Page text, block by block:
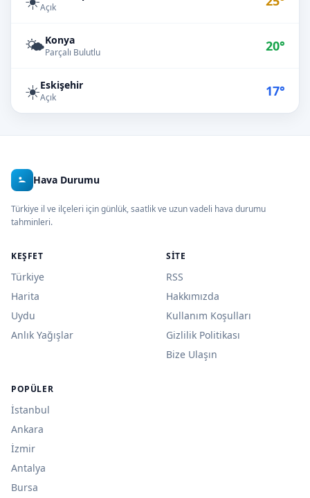
Açık
🌤️Konya
Parçalı Bulutlu 20°
☀️Eskişehir
Açık 17°
Hava Durumu
Türkiye il ve ilçeleri için günlük, saatlik ve uzun vadeli hava durumu
tahminleri.
KEŞFET
Türkiye
Harita
Uydu
Anlık Yağışlar
SITE
RSS
Hakkımızda
Kullanım Koşulları
Gizlilik Politikası
Bize Ulaşın
POPÜLER
İstanbul
Ankara
İzmir
Antalya
Bursa